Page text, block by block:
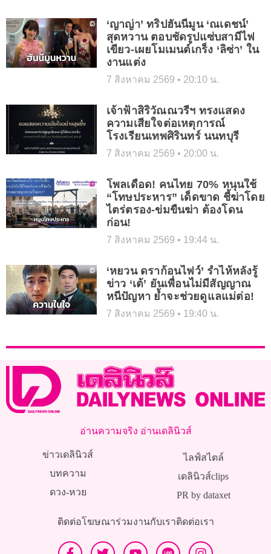
‘ญาญ่า’ ทริปฮันนีมูน ‘ณเดชน์’
สุดหวาน ตอบชัดรูปแซ่บสามีไฟ
เขียว-เผยโมเมนต์เกร็ง ‘ลิซ่า’ ใน
งานแต่ง
7 สิงหาคม 2569 20:10 น.
เจ้าฟ้าสิริวัณณวรีฯ ทรงแสดง
ความเสียใจต่อเหตุการณ์
โรงเรียนเทพศิรินทร์ นนทบุรี
7 สิงหาคม 2569 20:00 น.
โพลเดือด! คนไทย 70% หนุนใช้
“โทษประหาร” เด็ดขาด ชี้ฆ่าโดย
ไตร่ตรอง-ข่มขืนฆ่า ต้องโดน
ก่อน!
7 สิงหาคม 2569 19:44 น.
‘หยวน ดราก้อนไฟว์’ ร่ำไห้หลังรู้
ข่าว ‘เต้’ ยันเพื่อนไม่มีสัญญาณ
หนีปัญหา ย้ำจะช่วยดูแลแม่ต่อ!
7 สิงหาคม 2569 19:40 น.
อ่านความจริง อ่านเดลินิวส์
ข่าวเดลินิวส์
บทความ
ดวง-หวย
ไลฟ์สไตล์
เดลินิวส์clips
PR by dataxet
ติดต่อโฆษณาร่วมงานกับเราติดต่อเรา